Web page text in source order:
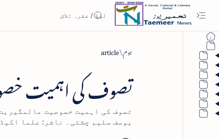
ہوم article
تصوف کی اہمیت
تصوف کی اہمیت خصوصیت
یوسف سلیم چشتی۔ ناشر: علما